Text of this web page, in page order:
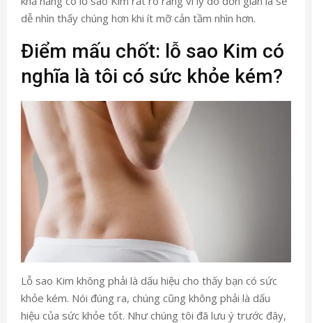
dễ nhìn thấy chúng hơn khi ít mỡ cản tầm nhìn hơn.
Điểm mấu chốt: lỗ sao Kim có
nghĩa là tôi có sức khỏe kém?
Lỗ sao Kim không phải là dấu hiệu cho thấy bạn có sức
khỏe kém. Nói đúng ra, chúng cũng không phải là dấu
hiệu của sức khỏe tốt. Như chúng tôi đã lưu ý trước đây,